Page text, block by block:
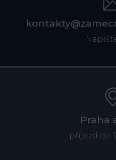
Praha
příjezd do